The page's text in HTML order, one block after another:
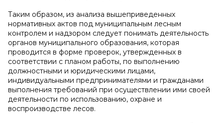
Таким образом, из анализа вышеприведенных
нормативных актов под муниципальным лесным
контролем и надзором следует понимать деятельность
органов муниципального образования, которая
проводится в форме проверок, утвержденных в
соответствии с планом работы, по выполнению
должностными и юридическими лицами,
индивидуальными предпринимателями и гражданами
выполнения требований при осуществлении ими своей
деятельности по использованию, охране и
воспроизводстве лесов.